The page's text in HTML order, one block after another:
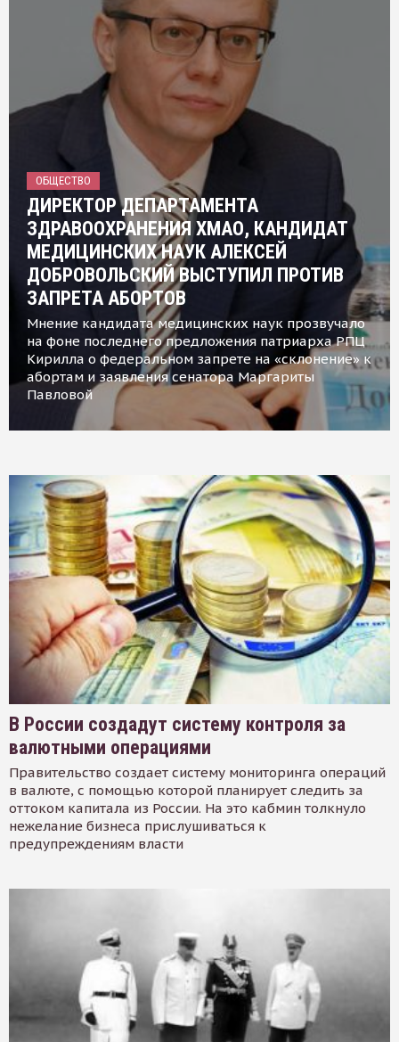
ОБЩЕСТВО
ДИРЕКТОР ДЕПАРТАМЕНТА
ЗДРАВООХРАНЕНИЯ ХМАО, КАНДИДАТ
МЕДИЦИНСКИХ НАУК АЛЕКСЕЙ
ДОБРОВОЛЬСКИЙ ВЫСТУПИЛ ПРОТИВ
ЗАПРЕТА АБОРТОВ
Мнение кандидата медицинских наук прозвучало
на фоне последнего предложения патриарха РПЦ
Кирилла о федеральном запрете на «склонение» к
абортам и заявления сенатора Маргариты
Павловой
В России создадут систему контроля за
валютными операциями
Правительство создает систему мониторинга операций
в валюте, с помощью которой планирует следить за
оттоком капитала из России. На это кабмин толкнуло
нежелание бизнеса прислушиваться к
предупреждениям власти